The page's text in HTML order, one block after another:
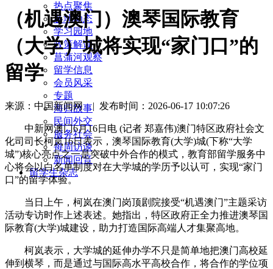
热点聚焦
各地动态
学习园地
政策解读
菖蒲河观察
留学信息
会员风采
专题
海归故事
民间外交
服务社会
每周访谈
新闻回音
留学生杂志
（机遇澳门）澳琴国际教育
（大学）城将实现“家门口”的
留学
来源：中国新闻网 | 发布时间：2026-06-17 10:07:26
中新网澳门6月16日电 (记者 郑嘉伟)澳门特区政府社会文
化司司长柯岚16日表示，澳琴国际教育(大学)城(下称“大学
城”)核心亮点之一是突破中外合作的模式，教育部留学服务中
心将会以白名单制度对在大学城的学历予以认可，实现“家门
口”的留学体验。
当日上午，柯岚在澳门岗顶剧院接受“机遇澳门”主题采访
活动专访时作上述表述。她指出，特区政府正全力推进澳琴国
际教育(大学)城建设，助力打造国际高端人才集聚高地。
柯岚表示，大学城的延伸办学不只是简单地把澳门高校延
伸到横琴，而是通过与国际高水平高校合作，将合作的学位项